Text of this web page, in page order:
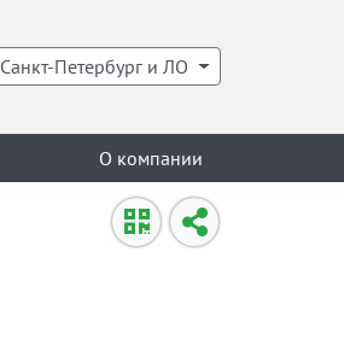
Санкт-Петербург и ЛО
О компании